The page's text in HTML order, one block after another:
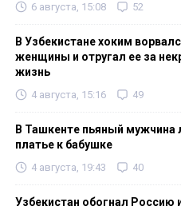
6 августа, 15:08 52
В Узбекистане хоким
женщины и отругал ее за
жизнь
4 августа, 15:16 49
В Ташкенте пьяный мужчина
платье к бабушке
4 августа, 19:43 40
Узбекистан обогнал Россию